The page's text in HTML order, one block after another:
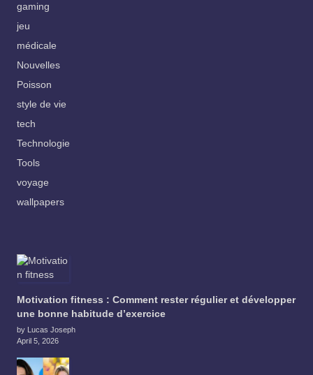
gaming
jeu
médicale
Nouvelles
Poisson
style de vie
tech
Technologie
Tools
voyage
wallpapers
Motivation fitness : Comment rester régulier et développer
une bonne habitude d’exercice
by Lucas Joseph
April 5, 2026